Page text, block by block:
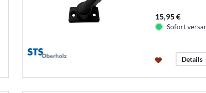
15,95 €
Sofort
Details